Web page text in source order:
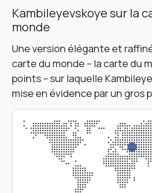
Kambileyevskoye sur la
monde
Une version élégante et
carte du monde – la carte du
points – sur laquelle
mise en évidence par un gros